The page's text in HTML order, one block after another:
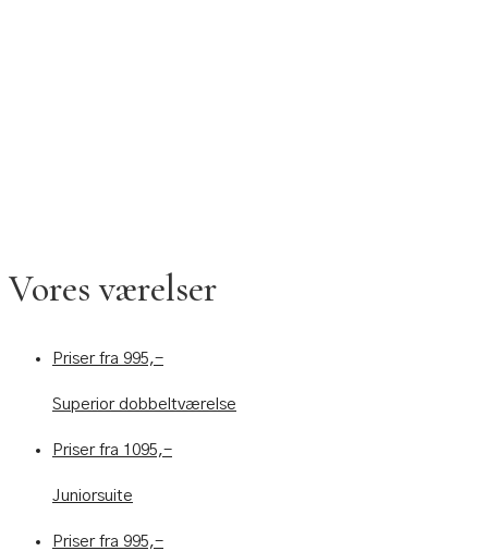
Vores værelser
Priser fra 995,-
Superior dobbeltværelse
Priser fra 1095,-
Juniorsuite
Priser fra 995,-